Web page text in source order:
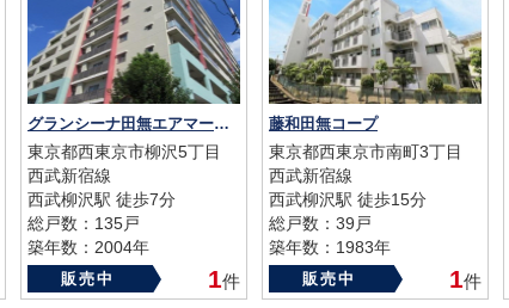
グランシーナ田無エアマークス
東京都西東京市柳沢5丁目
西武新宿線
西武柳沢駅 徒歩7分
総戸数：135戸
築年数：2004年
販売中 1件
藤和田無コープ
東京都西東京市南町3丁目
西武新宿線
西武柳沢駅 徒歩15分
総戸数：39戸
築年数：1983年
販売中 1件